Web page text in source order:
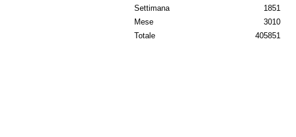
Settimana
1851
Mese
3010
Totale
405851